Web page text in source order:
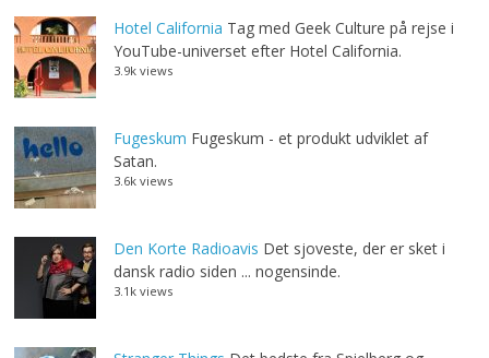
Hotel California Tag med Geek Culture på rejse i
YouTube-universet efter Hotel California.
3.9k views
Fugeskum Fugeskum - et produkt udviklet af
Satan.
3.6k views
Den Korte Radioavis Det sjoveste, der er sket i
dansk radio siden ... nogensinde.
3.1k views